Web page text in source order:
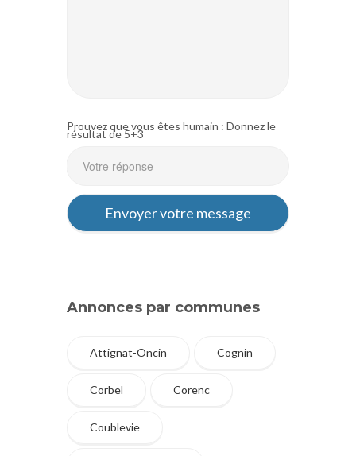
Prouvez que vous êtes humain : Donnez le
résultat de 5+3
Annonces par communes
Attignat-Oncin Cognin
Corbel Corenc
Coublevie